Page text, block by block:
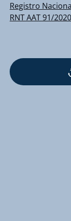
Registro
RNT AAT 91/2020